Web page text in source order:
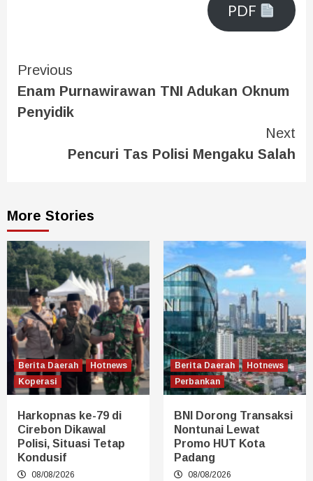
PDF
Previous
Enam Purnawirawan TNI Adukan Oknum
Penyidik
Next
Pencuri Tas Polisi Mengaku Salah
More Stories
Berita Daerah
Hotnews
Koperasi
Harkopnas ke-79 di
Cirebon Dikawal
Polisi, Situasi Tetap
Kondusif
08/08/2026
Berita Daerah
Hotnews
Perbankan
BNI Dorong Transaksi
Nontunai Lewat
Promo HUT Kota
Padang
08/08/2026